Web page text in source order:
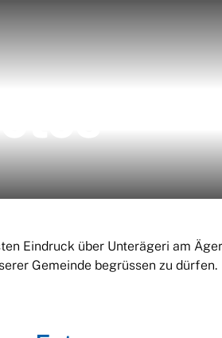
Eindruck über Unterägeri am
Gemeinde begrüssen zu dürfen.